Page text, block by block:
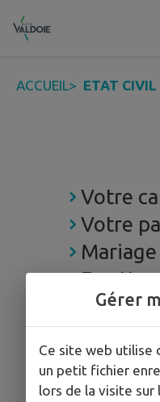
Contenu
ACCUEIL> ETAT CIVIL
Votre
Votre
Mariage
En
A la
Que
Le
Devis
Gérer
Ce site web utilise
un petit fichier
lors de la visite sur